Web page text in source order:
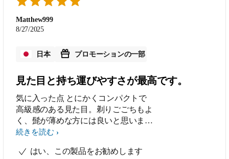
ィリップスからも回転式小型シェーバ
ーが登場し、さっそく試したところフ
ラッグシップと遜色ない深い剃り味で
も対応しており、スマートフォンを充
Matthew999
8/27/2025
日本 プロモーションの一部
見た目と持ち運びやすさが最高です。
気に入った点 とにかくコンパクトで
高級感のある見た目。剃りごごちもよ
く、髭が薄めな方には良いと思いま
す。 濃いかただと結構時間がかかっ
もどこでも持ち運べる大きさがとても
続きを読む
はい、この製品をお勧めします